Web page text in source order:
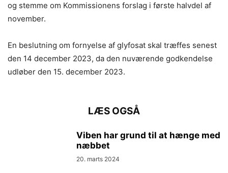
og stemme om Kommissionens forslag i første halvdel af
november.
En beslutning om fornyelse af glyfosat skal træffes senest
den 14 december 2023, da den nuværende godkendelse
udløber den 15. december 2023.
LÆS OGSÅ
Viben har grund til at hænge med
næbbet
20. marts 2024